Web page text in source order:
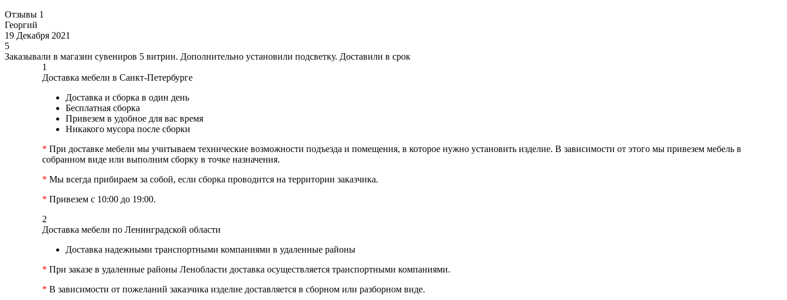
Отзывы 1
Георгий
19 Декабря 2021
5
Заказывали в магазин сувениров 5 витрин. Дополнительно установили подсветку. Доставили в срок
1
Доставка мебели в Санкт-Петербурге
Доставка и сборка в один день
Бесплатная сборка
Привезем в удобное для вас время
Никакого мусора после сборки
* При доставке мебели мы учитываем технические возможности подъезда и помещения, в которое нужно установить изделие. В зависимости от этого мы привезем мебель в
собранном виде или выполним сборку в точке назначения.
* Мы всегда прибираем за собой, если сборка проводится на территории заказчика.
* Привезем с 10:00 до 19:00.
2
Доставка мебели по Ленинградской области
Доставка надежными транспортными компаниями в удаленные районы
* При заказе в удаленные районы Ленобласти доставка осуществляется транспортными компаниями.
* В зависимости от пожеланий заказчика изделие доставляется в сборном или разборном виде.